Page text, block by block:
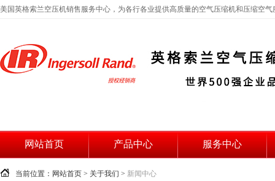
美国英格索兰空压机销售服务中心，为各行各业提供高质量的空气压缩机和压缩空气
网站首页 产品中心 服务中心
当前位置： 网站首页 > 关于我们 > 新闻中心